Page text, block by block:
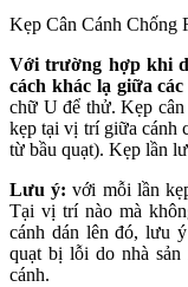
Kẹp Cân Cánh Chống
Với trường hợp khi
cách khác lạ giữa
chữ U để thử. Kẹp
kẹp tại vị trí giữa cánh
từ bầu quạt). Kẹp lần
Lưu ý:với mỗi lần
Tại vị trí nào mà
cánh dán lên đó, lưu
quạt bị lỗi do nhà
cánh.